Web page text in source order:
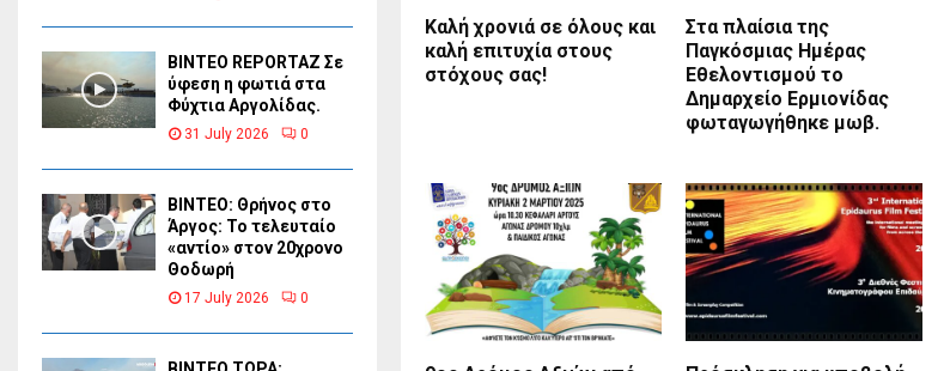
Καλή χρονιά σε όλους και
καλή επιτυχία στους
στόχους σας!
Στα πλαίσια της
Παγκόσμιας Ημέρας
Εθελοντισμού το
Δημαρχείο Ερμιονίδας
φωταγωγήθηκε μωβ.
BINTEO REPORTAZ Σε
ύφεση η φωτιά στα
Φύχτια Αργολίδας.
31 July 2026 0
ΒΙΝΤΕΟ: Θρήνος στο
Άργος: Το τελευταίο
«αντίο» στον 20χρονο
Θοδωρή
17 July 2026 0